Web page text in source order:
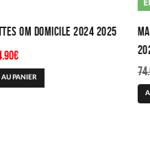
OM Domicile 2024 2025
€Le
prix
actuel
PANIER